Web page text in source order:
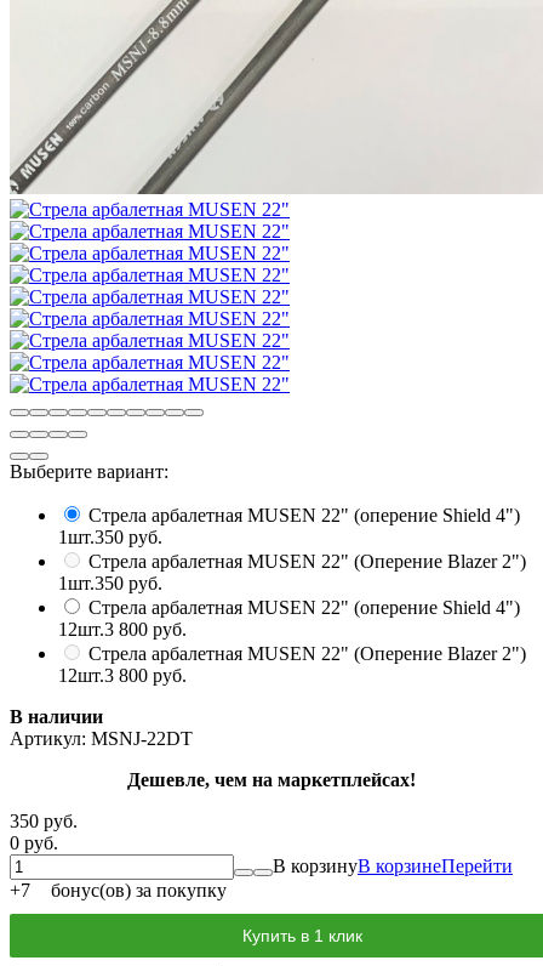
Выберите вариант:
Стрела арбалетная MUSEN 22" (оперение Shield 4")
1шт.350 руб.
Стрела арбалетная MUSEN 22" (Оперение Blazer 2")
1шт.350 руб.
Стрела арбалетная MUSEN 22" (оперение Shield 4")
12шт.3 800 руб.
Стрела арбалетная MUSEN 22" (Оперение Blazer 2")
12шт.3 800 руб.
В наличии
Артикул: MSNJ-22DT
Дешевле, чем на маркетплейсах!
350 руб.
0 руб.
В корзинуВ корзинеПерейти
+7 бонус(ов) за покупку
Купить в 1 клик